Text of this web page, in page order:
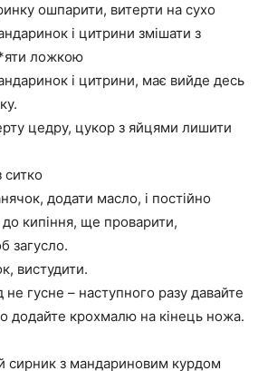
ошпарити, витерти на сухо
і цитрини змішати з
ложкою
і цитрини, має вийде десь
цедру, цукор з яйцями лишити
ситко
додати масло, і постійно
кипіння, ще проварити,
загусло.
вистудити.
гусне – наступного разу давайте
додайте крохмалю на кінець ножа.
сирник з мандариновим курдом